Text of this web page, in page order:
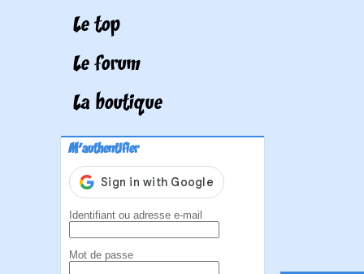
Le top
Le forum
La boutique
M'authentifier
Identifiant ou adresse e-mail
Mot de passe